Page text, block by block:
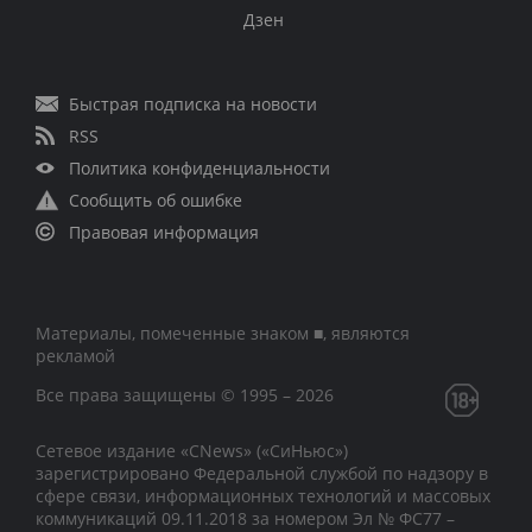
Дзен
Быстрая подписка на новости
RSS
Политика конфиденциальности
Сообщить об ошибке
Правовая информация
Материалы, помеченные знаком ■, являются
рекламой
Все права защищены © 1995 – 2026
Сетевое издание «CNews» («СиНьюс»)
зарегистрировано Федеральной службой по надзору в
сфере связи, информационных технологий и массовых
коммуникаций 09.11.2018 за номером Эл № ФС77 –